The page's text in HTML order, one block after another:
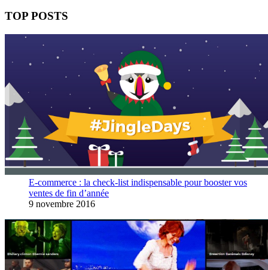
TOP POSTS
E-commerce : la check-list indispensable pour booster vos
ventes de fin d’année
9 novembre 2016